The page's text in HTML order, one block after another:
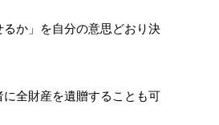
か」を自分の意思どおり決
全財産を遺贈することも可